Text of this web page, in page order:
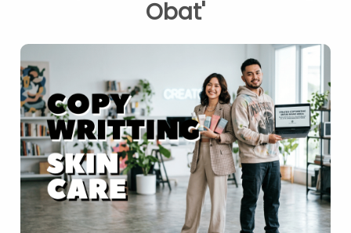
Skincare Cream
Cleanser
Face Scrub
Face Mask
Clay Mask
Sheet Mask
Face Off Mask
Sleeping Mask
Obat'